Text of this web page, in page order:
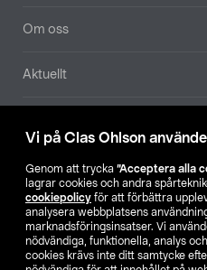
Vi på Clas Ohlson
Genom att trycka ”Acceptera alla
lagrar cookies och andra
cookiepolicy för att förbättra
analysera webbplatsens
marknadsföringsinsatser. Vi
nödvändiga, funktionella, analys
cookies krävs inte ditt samtycke
Om oss
Aktuellt
SE